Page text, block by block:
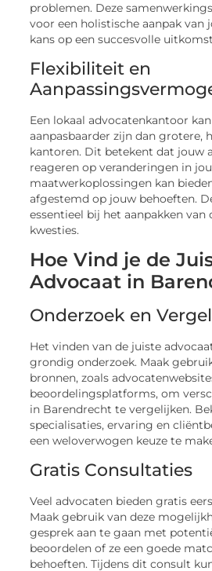
problemen. Deze
voor een holistische aanpak van
kans op een succesvolle
Flexibiliteit en
Een lokaal advocatenkantoor
aanpasbaarder zijn dan grotere,
kantoren. Dit betekent dat jouw
reageren op veranderingen in
maatwerkoplossingen kan
afgestemd op jouw behoeften.
essentieel bij het aanpakken
kwesties.
Hoe Vind je de
Advocaat in
Onderzoek en
Het vinden van de juiste
grondig onderzoek. Maak
bronnen, zoals
beoordelingsplatforms, om
in Barendrecht te vergelijken.
specialisaties, ervaring en
een weloverwogen keuze te
Gratis Consultaties
Veel advocaten bieden gratis
Maak gebruik van deze
gesprek aan te gaan met
beoordelen of ze een goede
behoeften. Tijdens dit consult